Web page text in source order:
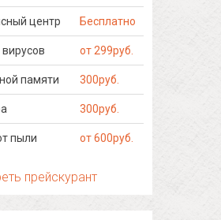
центр Бесплатно
от 299руб.
памяти 300руб.
300руб.
пыли от 600руб.
прейскурант